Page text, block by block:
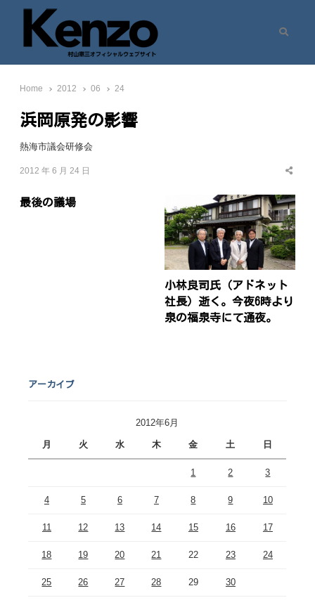
七転八起 – 村山憲三 Official Site
村山憲三ウェブサイト
Home 2012 06 24
浜岡原発の影響
熱海市議会研修会
2012 年 6 月 24 日
Share
最後の議場
小林良司氏（アドネット
社長）逝く。今夜6時より
泉の福泉寺にて通夜。
アーカイブ
2012年6月
月 火 水 木 金 土 日
1 2 3
4 5 6 7 8 9 10
11 12 13 14 15 16 17
18 19 20 21 22 23 24
25 26 27 28 29 30